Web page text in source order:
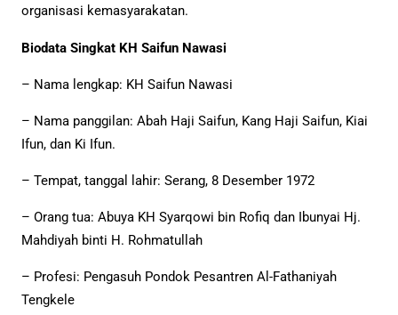
organisasi kemasyarakatan.
Biodata Singkat KH Saifun Nawasi
– Nama lengkap: KH Saifun Nawasi
– Nama panggilan: Abah Haji Saifun, Kang Haji Saifun, Kiai
Ifun, dan Ki Ifun.
– Tempat, tanggal lahir: Serang, 8 Desember 1972
– Orang tua: Abuya KH Syarqowi bin Rofiq dan Ibunyai Hj.
Mahdiyah binti H. Rohmatullah
– Profesi: Pengasuh Pondok Pesantren Al-Fathaniyah
Tengkele